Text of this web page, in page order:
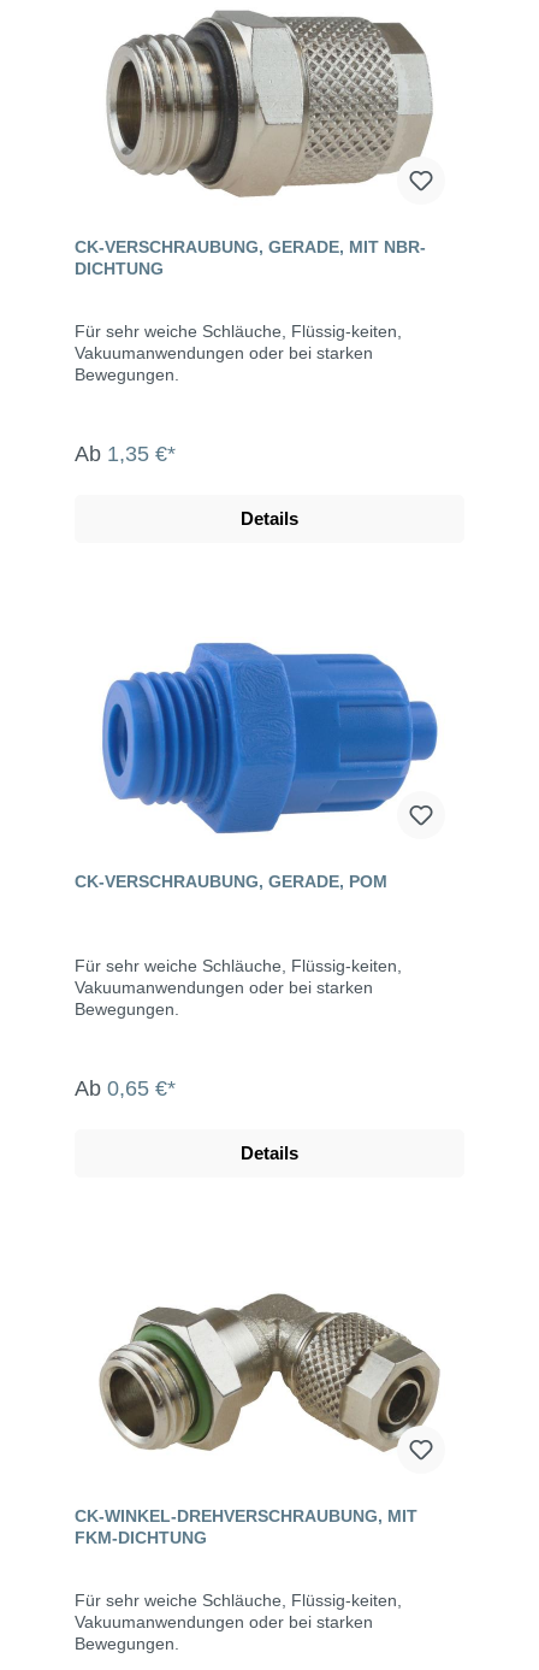
CK-VERSCHRAUBUNG, GERADE, MIT NBR-
DICHTUNG
Für sehr weiche Schläuche, Flüssig-keiten,
Vakuumanwendungen oder bei starken
Bewegungen.
Ab 1,35 €*
Details
CK-VERSCHRAUBUNG, GERADE, POM
Für sehr weiche Schläuche, Flüssig-keiten,
Vakuumanwendungen oder bei starken
Bewegungen.
Ab 0,65 €*
Details
CK-WINKEL-DREHVERSCHRAUBUNG, MIT
FKM-DICHTUNG
Für sehr weiche Schläuche, Flüssig-keiten,
Vakuumanwendungen oder bei starken
Bewegungen.